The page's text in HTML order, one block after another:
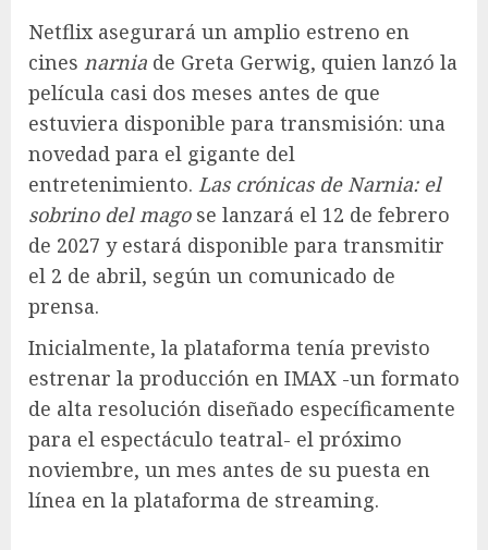
Netflix asegurará un amplio estreno en
cines narnia de Greta Gerwig, quien lanzó la
película casi dos meses antes de que
estuviera disponible para transmisión: una
novedad para el gigante del
entretenimiento. Las crónicas de Narnia: el
sobrino del magose lanzará el 12 de febrero
de 2027 y estará disponible para transmitir
el 2 de abril, según un comunicado de
prensa.
Inicialmente, la plataforma tenía previsto
estrenar la producción en IMAX -un formato
de alta resolución diseñado específicamente
para el espectáculo teatral- el próximo
noviembre, un mes antes de su puesta en
línea en la plataforma de streaming.